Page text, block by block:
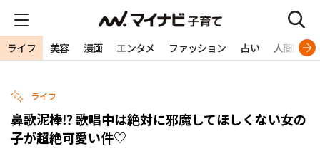
ライフ 美容 漫画 エンタメ ファッション 占い 人間関係
ライフ
鼻歌泥棒⁉ 歌唱中は絶対に邪魔してほしくない女の
子が超絶可愛い件♡